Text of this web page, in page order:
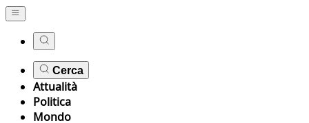
Cerca
Attualità
Politica
Mondo